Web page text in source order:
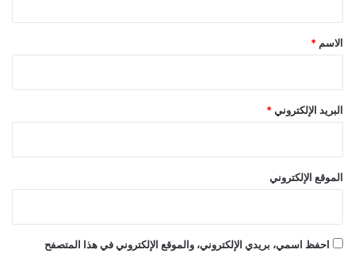
*
الاسم *
البريد الإلكتروني *
الموقع الإلكتروني
احفظ اسمي، بريدي الإلكتروني، والموقع الإلكتروني في هذا المتصفح